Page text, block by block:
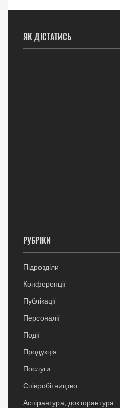
ЯК ДІСТАТИСЬ
РУБРІКИ
Підрозділи
Конференції
Публікації
Персоналії
Події
Продукція
Послуги
Співробітництво
Аспірантура, докторантура